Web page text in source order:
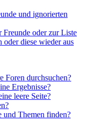
und ignorierten
oder zur Liste
diese wieder aus
Foren durchsuchen?
Ergebnisse?
leere Seite?
und Themen finden?